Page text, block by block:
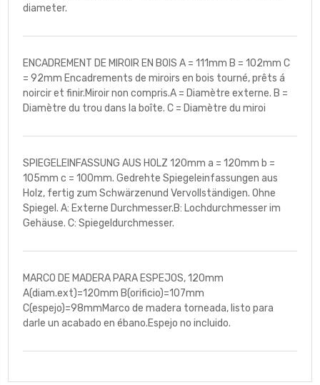
diameter.
ENCADREMENT DE MIROIR EN BOIS A = 111mm B = 102mm C
= 92mm Encadrements de miroirs en bois tourné, prêts á
noircir et finir.Miroir non compris.A = Diamètre externe. B =
Diamètre du trou dans la boîte. C = Diamètre du miroi
SPIEGELEINFASSUNG AUS HOLZ 120mm a = 120mm b =
105mm c = 100mm. Gedrehte Spiegeleinfassungen aus
Holz, fertig zum Schwärzenund Vervollständigen. Ohne
Spiegel. A: Externe Durchmesser.B: Lochdurchmesser im
Gehäuse. C: Spiegeldurchmesser.
MARCO DE MADERA PARA ESPEJOS, 120mm
A(diam.ext)=120mm B(orificio)=107mm
C(espejo)=98mmMarco de madera torneada, listo para
darle un acabado en ébano.Espejo no incluido.